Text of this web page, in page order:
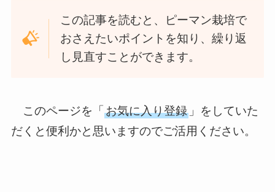
この記事を読むと、ピーマン栽培で
おさえたいポイントを知り、繰り返
し見直すことができます。
このページを「 お気に入り登録」をしていた
だくと便利かと思いますのでご活用ください。